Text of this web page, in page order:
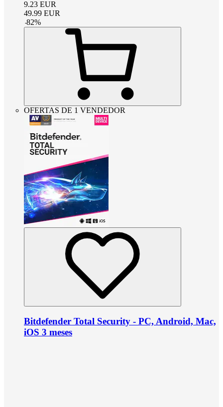
9.23 EUR
49.99 EUR
-82%
OFERTAS DE 1 VENDEDOR
Bitdefender Total Security - PC, Android, Mac,
iOS 3 meses